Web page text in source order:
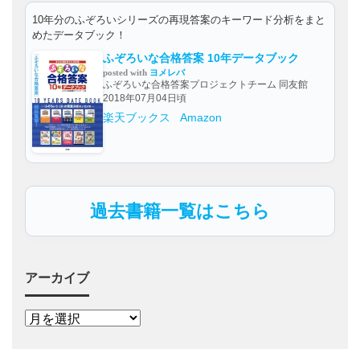
10年分のふぞろいシリーズの再現答案のキーワード分析をまと
めたデータブック！
ふぞろいな合格答案 10年データブック
posted with ヨメレバ
ふぞろいな合格答案プロジェクトチーム 同友館
2018年07月04日頃
楽天ブックス Amazon
過去書籍一覧はこちら
アーカイブ